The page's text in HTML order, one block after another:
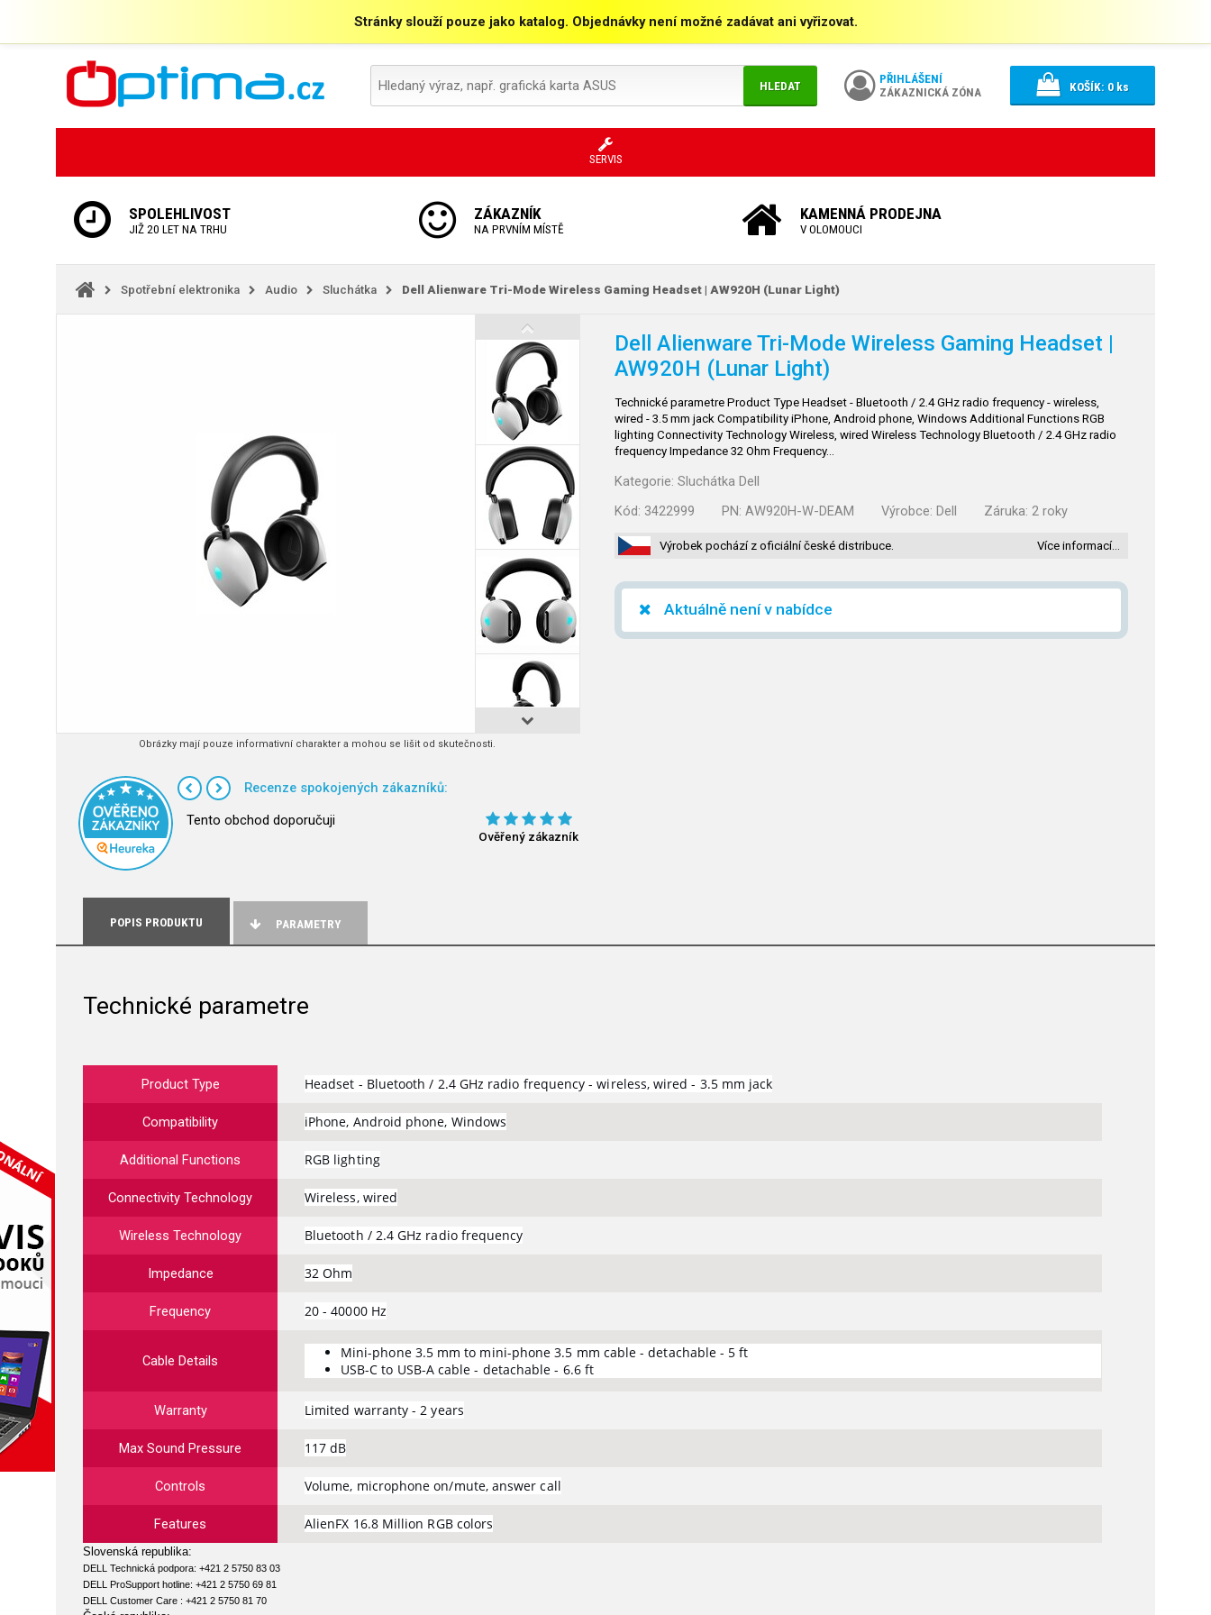
Stránky slouží pouze jako katalog. Objednávky není možné zadávat ani vyřizovat.
HLEDAT
PŘIHLÁŠENÍ
ZÁKAZNICKÁ ZÓNA
KOŠÍK: 0ks
SERVIS
SPOLEHLIVOST
JIŽ 20 LET NA TRHU
ZÁKAZNÍK
NA PRVNÍM MÍSTĚ
KAMENNÁ PRODEJNA
V OLOMOUCI
Spotřební elektronika Audio Sluchátka Dell Alienware Tri-Mode Wireless Gaming Headset | AW920H (Lunar Light)
Obrázky mají pouze informativní charakter a mohou se lišit od skutečnosti.
Recenze spokojených zákazníků:
Tento obchod doporučuji
Ověřený zákazník
Dell Alienware Tri-Mode Wireless Gaming Headset |
AW920H (Lunar Light)
Technické parametre Product Type Headset - Bluetooth / 2.4 GHz radio frequency - wireless,
wired - 3.5 mm jack Compatibility iPhone, Android phone, Windows Additional Functions RGB
lighting Connectivity Technology Wireless, wired Wireless Technology Bluetooth / 2.4 GHz radio
frequency Impedance 32 Ohm Frequency…
Kategorie: Sluchátka Dell
Kód: 3422999 PN: AW920H-W-DEAM Výrobce: Dell Záruka: 2 roky
Výrobek pochází z oficiální české distribuce. Více informací…
Aktuálně není v nabídce
POPIS PRODUKTU PARAMETRY
Technické parametre
Product Type Headset - Bluetooth / 2.4 GHz radio frequency - wireless, wired - 3.5 mm jack
Compatibility iPhone, Android phone, Windows
Additional Functions RGB lighting
Connectivity Technology Wireless, wired
Wireless Technology Bluetooth / 2.4 GHz radio frequency
Impedance 32 Ohm
Frequency 20 - 40000 Hz
Cable Details
Mini-phone 3.5 mm to mini-phone 3.5 mm cable - detachable - 5 ft
USB-C to USB-A cable - detachable - 6.6 ft
Warranty Limited warranty - 2 years
Max Sound Pressure 117 dB
Controls Volume, microphone on/mute, answer call
Features AlienFX 16.8 Million RGB colors
Slovenská republika:
DELL Technická podpora: +421 2 5750 83 03
DELL ProSupport hotline: +421 2 5750 69 81
DELL Customer Care : +421 2 5750 81 70